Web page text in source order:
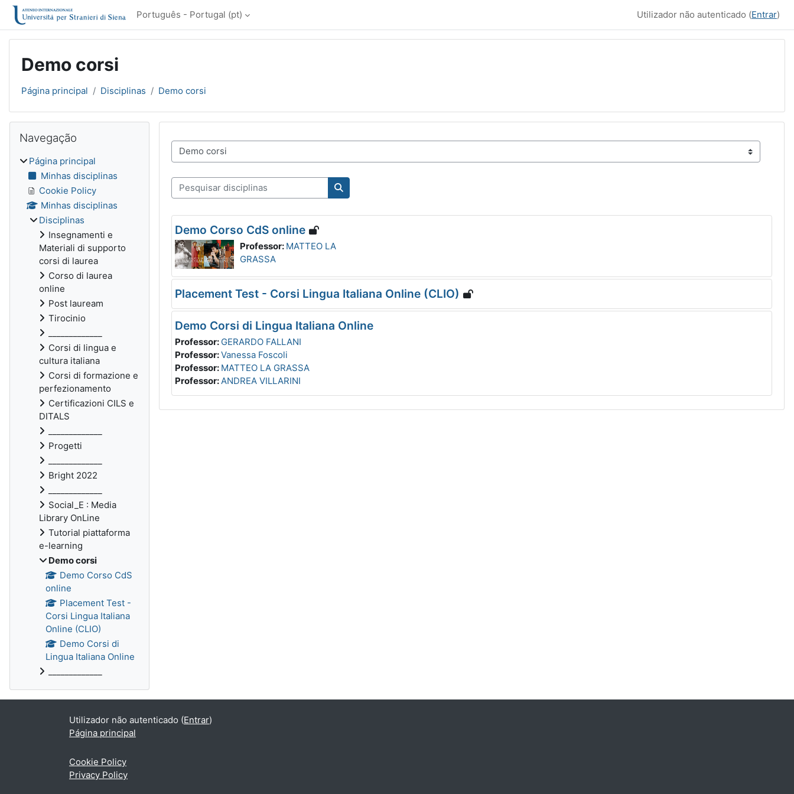
Ir para o conteúdo principal
Português - Portugal ‎(pt)‎ Utilizador não autenticado (Entrar)
Demo corsi
Página principal Disciplinas Demo corsi
Categorias de disciplinas
Pesquisar disciplinas
Pesquisar disciplinas
Demo Corso CdS online
Professor: MATTEO LA
GRASSA
Placement Test - Corsi Lingua Italiana Online (CLIO)
Demo Corsi di Lingua Italiana Online
Professor: GERARDO FALLANI
Professor:Vanessa Foscoli
Professor: MATTEO LA GRASSA
Professor:ANDREA VILLARINI
Blocos
Navegação
Página principal
Minhas disciplinas
Cookie Policy
Minhas disciplinas
Disciplinas
Insegnamenti e
Materiali di supporto
corsi di laurea
Corso di laurea
online
Post lauream
Tirocinio
Corsi di lingua e
cultura italiana
Corsi di formazione e
perfezionamento
Certificazioni CILS e
DITALS
Progetti
Bright 2022
Social_E : Media
Library OnLine
Tutorial piattaforma
e-learning
Demo corsi
Demo Corso CdS
online
Placement Test -
Corsi Lingua Italiana
Online (CLIO)
Demo Corsi di
Lingua Italiana Online
Utilizador não autenticado (Entrar)
Página principal
Cookie Policy
Privacy Policy